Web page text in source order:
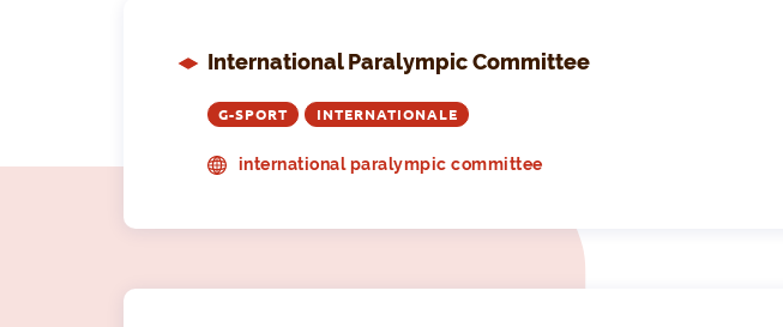
International Paralympic Committee
G-SPORT INTERNATIONALE
international paralympic committee